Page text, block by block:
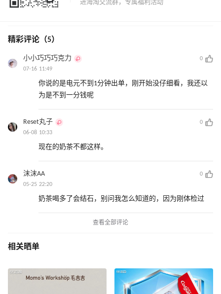
精彩评论（5）
小小巧巧巧克力
0
07-16 11:49
你说的是电元不到1分钟出单，刚开始没仔细看，我还以
为是不到一分钱呢
Reset丸子
0
06-08 10:33
现在的奶茶不都这样。
沫沫AA
0
05-25 22:20
奶茶喝多了会结石，别问我怎么知道的，因为刚体检过
查看全部评论
相关晒单